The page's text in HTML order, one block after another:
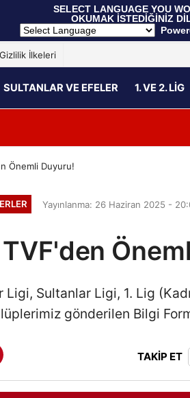
SELECT LANGUAGE YOU
OKUMAK İSTEDİĞİNİZ
Gizlilik İlkeleri
SULTANLAR VE EFELER 1. VE 2. LIG
Önemli Duyuru!
Yayınlanma: 26 Haziran 2025 -
TVF'den
Sultanlar Ligi, 1. Lig
gönderilen Bilgi
TAKİP ET